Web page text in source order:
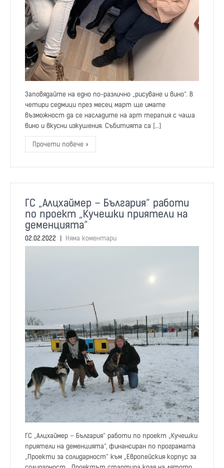
Заповядайте на едно по-различно „рисуване и вино“. В
четири седмици през месец март ще имате
възможност да се насладите на арт терапия с чаша
вино и вкусни изкушения. Събитията са […]
Прочети повече »
ГС „Алцхаймер – България“ работи
по проект „Кучешки приятели на
деменцията“
02.02.2022 Няма коментари
ГС „Алцхаймер – България“ работи по проект „Кучешки
приятели на деменцията“, финансиран по програмата
„Проекти за солидарност“ към „Европейския корпус за